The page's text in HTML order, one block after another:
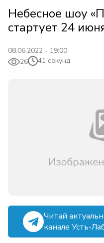
Небесное шоу
стартует 24
08.06.2022 - 19:00
26
41 секунд
Читай
канале Усть-